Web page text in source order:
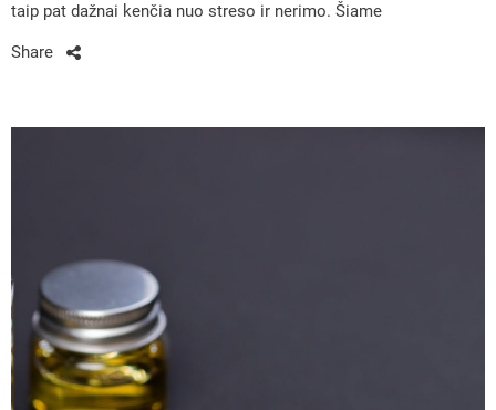
taip pat dažnai kenčia nuo streso ir nerimo. Šiame
Share